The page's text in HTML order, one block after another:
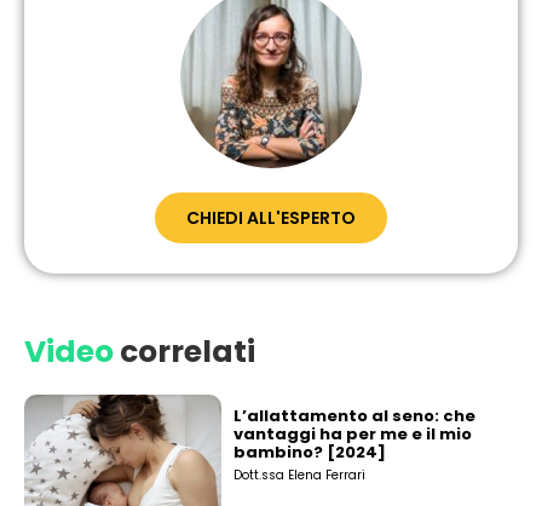
CHIEDI ALL'ESPERTO
Videocorrelati
L’allattamento al seno: che
vantaggi ha per me e il mio
bambino? [2024]
Dott.ssa Elena Ferrari